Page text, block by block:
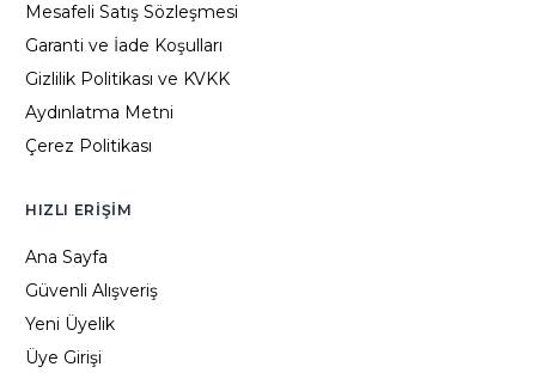
Mesafeli Satış Sözleşmesi
Garanti ve İade Koşulları
Gizlilik Politikası ve KVKK
Aydınlatma Metni
Çerez Politikası
HIZLI ERIŞIM
Ana Sayfa
Güvenli Alışveriş
Yeni Üyelik
Üye Girişi